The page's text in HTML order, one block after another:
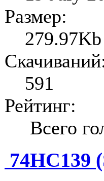
Размер:
279.97Kb
591
Рейтинг:
Всего
74HC139